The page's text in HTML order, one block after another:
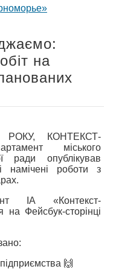
на
КОНТЕКСТ-
міського
ради опублікував
намічені роботи з
ІА «Контекст-
Фейсбук-сторінці
🙌